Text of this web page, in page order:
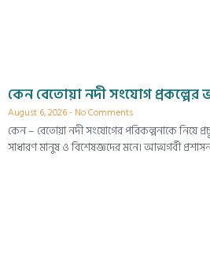
কেন বেতোয়া নদী সংযোগ প্রকল্পের
August 6, 2026 No Comments
কেন – বেতোয়া নদী সংযোগের পরিকল্পনাকে নিয়ে
সাধারণ মানুষ ও বিশেষজ্ঞদের মনে। আত্মগর্বী